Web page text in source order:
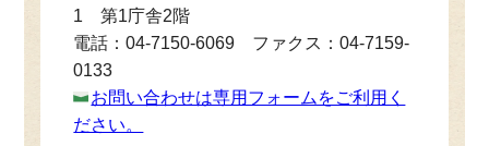
1 第1庁舎2階
電話：04-7150-6069 ファクス：04-7159-
0133
お問い合わせは専用フォームをご利用く
ださい。